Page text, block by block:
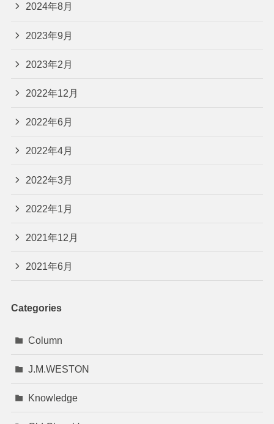
2024年8月
2023年9月
2023年2月
2022年12月
2022年6月
2022年4月
2022年3月
2022年1月
2021年12月
2021年6月
Categories
Column
J.M.WESTON
Knowledge